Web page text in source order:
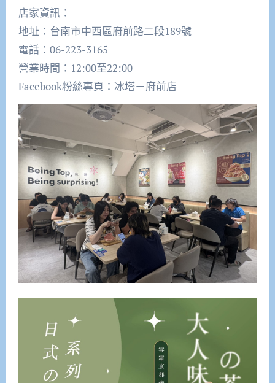
店家資訊：
地址：台南市中西區府前路二段189號
電話：06-223-3165
營業時間：12:00至22:00
Facebook粉絲專頁：冰塔－府前店